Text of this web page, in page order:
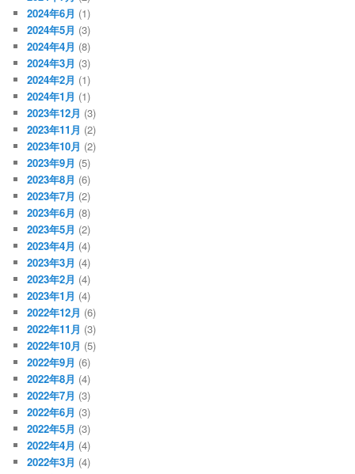
2024年6月 (1)
2024年5月 (3)
2024年4月 (8)
2024年3月 (3)
2024年2月 (1)
2024年1月 (1)
2023年12月 (3)
2023年11月 (2)
2023年10月 (2)
2023年9月 (5)
2023年8月 (6)
2023年7月 (2)
2023年6月 (8)
2023年5月 (2)
2023年4月 (4)
2023年3月 (4)
2023年2月 (4)
2023年1月 (4)
2022年12月 (6)
2022年11月 (3)
2022年10月 (5)
2022年9月 (6)
2022年8月 (4)
2022年7月 (3)
2022年6月 (3)
2022年5月 (3)
2022年4月 (4)
2022年3月 (4)